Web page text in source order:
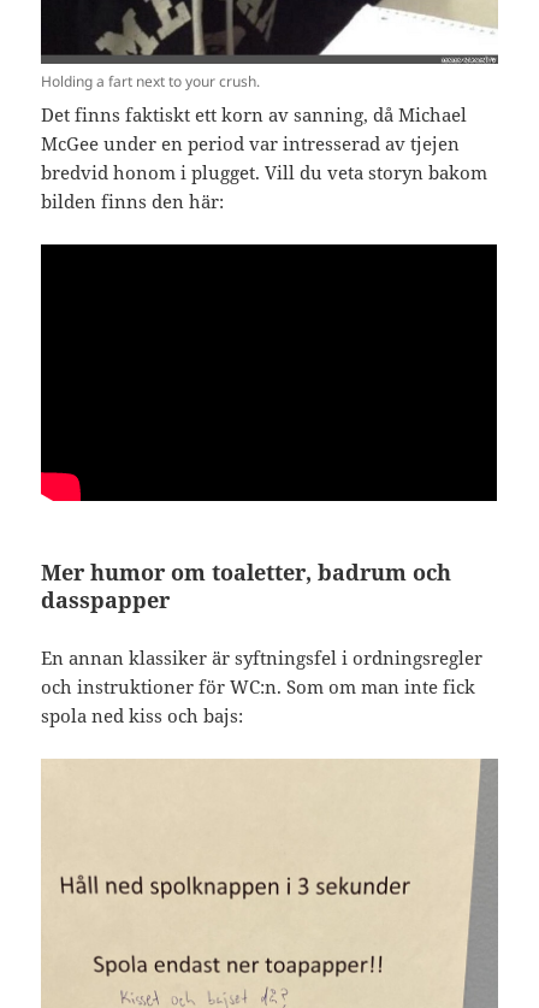
Holding a fart next to your crush.
Det finns faktiskt ett korn av sanning, då Michael
McGee under en period var intresserad av tjejen
bredvid honom i plugget. Vill du veta storyn bakom
bilden finns den här:
Mer humor om toaletter, badrum och
dasspapper
En annan klassiker är syftningsfel i ordningsregler
och instruktioner för WC:n. Som om man inte fick
spola ned kiss och bajs: